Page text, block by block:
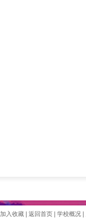
加入收藏 返回首页 学校概况